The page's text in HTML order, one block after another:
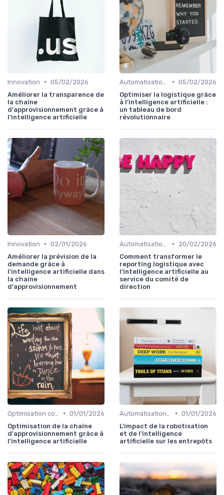
Innovation • 05/02/2026
Améliorer la transparence de
la chaîne
d'approvisionnement grâce à
l'intelligence artificielle
• 05/02/2026
Optimiser la logistique grâce
à l'intelligence artificielle :
un tableau de bord
révolutionnaire
Innovation • 02/01/2026
Améliorer la prévision de la
demande grâce à
l'intelligence artificielle dans
la chaîne
d'approvisionnement
•
20/02/2026
Comment transformer le
reporting logistique avec
l’intelligence artificielle au
service du comité de
direction
• 01/01/2026
Optimisation de la chaîne
d'approvisionnement grâce à
l'intelligence artificielle
• 01/01/2026
L'impact de la robotisation
et de l'intelligence
artificielle sur les entrepôts